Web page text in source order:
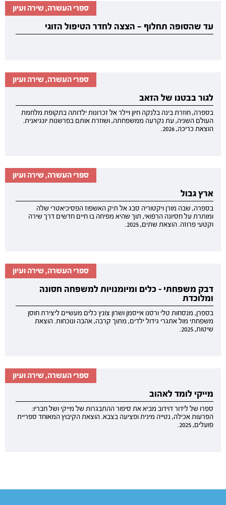
ספרי העשרה, שירה ועיון
עד שהסופה תחלוף — הצצה לחדר הטיפול הזוגי
ספרי העשרה, שירה ועיון
לגור בבטנו של הזאב
בספרה, חוזרת בינה בלנקה חיון ויילר אל זכרונות ילדותה בתקופת מלחמת
העולם השניה, עת נקרעה ממשפחתה, ושוזרת אותם בפרשנות יונגיאנית.
הוצאת כריכה, 2026.
ספרי העשרה, שירה ועיון
ארץ גבול
בספרה, שבה מורן ויקטוריה סבג אל תיק האשפוז הפסיכיאטרי שלה
ומותרת על חסיונה הרפואי, תוך שהיא מפיחה בו חיים חדשים דרך שירה
וקטעי פרוזה. הוצאת שתים, 2025.
ספרי העשרה, שירה ועיון
דבק משפחתי - כלים ומיומנויות למשפחה חסונה
ומלוכדת
בספרן, מנסחות טלי ורסנו אייסמן ושרון צונץ כלים מעשיים ליצירת חוסן
משפחתי מול אתגרי גידול ילדים, מתוך קרבה, אהבה ונוכחות. הוצאת
שיטות, 2025.
ספרי העשרה, שירה ועיון
מייקי לומד לאהוב
ספרו של לידור דוידוב מביא את סיפור ההתבגרות של מייקי ושל חבריו:
הפרעות אכילה, נטייה מינית ופציעה בצבא. הוצאת הקיבוץ המאוחד ספריית
פועלים, 2025.